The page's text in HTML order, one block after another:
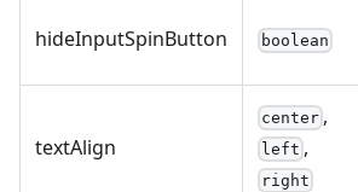
hideInputSpinButton boolean
textAlign
center ,
left ,
right